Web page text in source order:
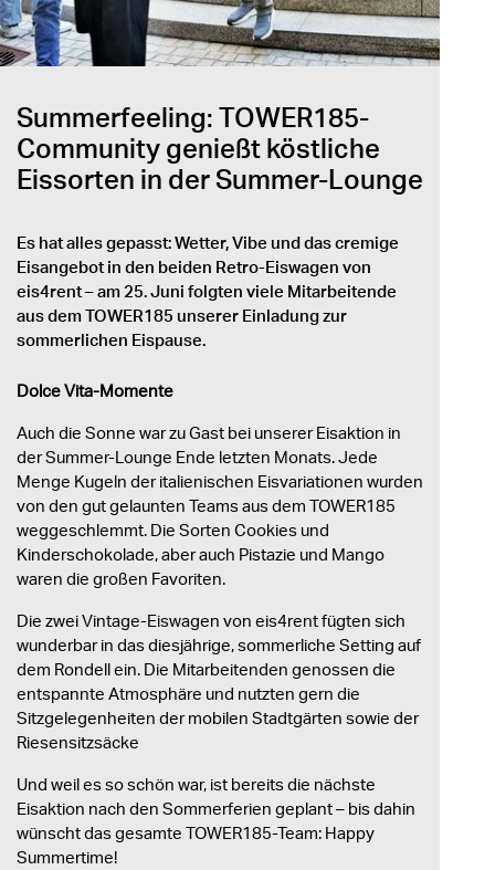
Summerfeeling: TOWER185-
Community genießt köstliche
Eissorten in der Summer-Lounge
Es hat alles gepasst: Wetter, Vibe und das cremige
Eisangebot in den beiden Retro-Eiswagen von
eis4rent – am 25. Juni folgten viele Mitarbeitende
aus dem TOWER185 unserer Einladung zur
sommerlichen Eispause.
Dolce Vita-Momente
Auch die Sonne war zu Gast bei unserer Eisaktion in
der Summer-Lounge Ende letzten Monats. Jede
Menge Kugeln der italienischen Eisvariationen wurden
von den gut gelaunten Teams aus dem TOWER185
weggeschlemmt. Die Sorten Cookies und
Kinderschokolade, aber auch Pistazie und Mango
waren die großen Favoriten.
Die zwei Vintage-Eiswagen von eis4rent fügten sich
wunderbar in das diesjährige, sommerliche Setting auf
dem Rondell ein. Die Mitarbeitenden genossen die
entspannte Atmosphäre und nutzten gern die
Sitzgelegenheiten der mobilen Stadtgärten sowie der
Riesensitzsäcke
Und weil es so schön war, ist bereits die nächste
Eisaktion nach den Sommerferien geplant – bis dahin
wünscht das gesamte TOWER185-Team: Happy
Summertime!